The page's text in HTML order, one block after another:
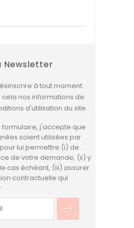
Newsletter
à tout moment.
nos informations de
d'utilisation du site.
formulaire, j'accepte que
soient utilisées par
lui permettre (i) de
de votre demande, (ii) y
cas échéant, (iii) assurer
contractuelle qui